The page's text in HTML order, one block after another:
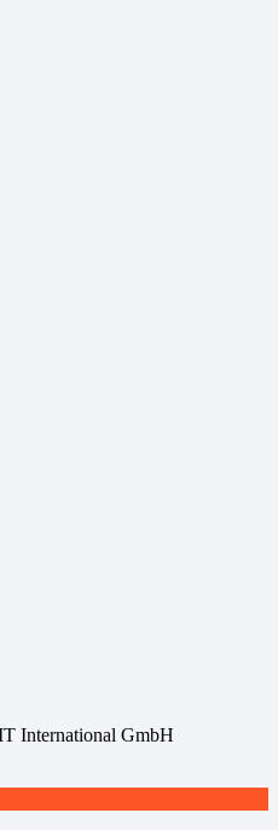
International GmbH